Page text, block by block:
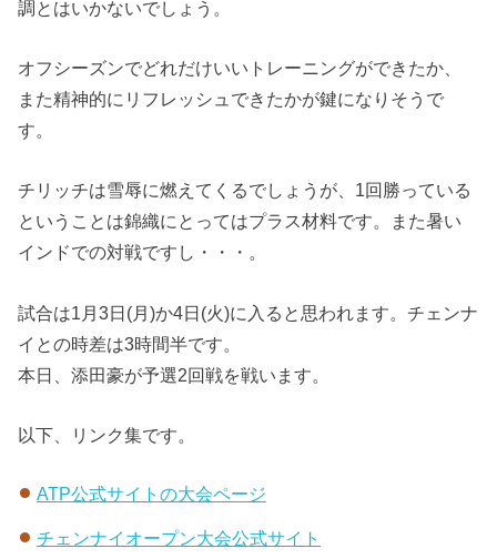
調とはいかないでしょう。
オフシーズンでどれだけいいトレーニングができたか、
また精神的にリフレッシュできたかが鍵になりそうで
す。
チリッチは雪辱に燃えてくるでしょうが、1回勝っている
ということは錦織にとってはプラス材料です。また暑い
インドでの対戦ですし・・・。
試合は1月3日(月)か4日(火)に入ると思われます。チェンナ
イとの時差は3時間半です。
本日、添田豪が予選2回戦を戦います。
以下、リンク集です。
ATP公式サイトの大会ページ
チェンナイオープン大会公式サイト